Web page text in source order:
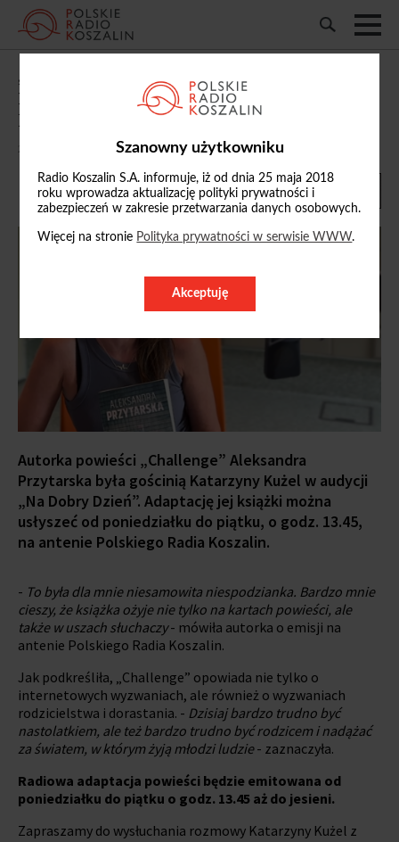
Szanowny użytkowniku
Radio Koszalin S.A. informuje, iż od dnia 25 maja 2018
roku wprowadza aktualizację polityki prywatności i
zabezpieczeń w zakresie przetwarzania danych osobowych.
Więcej na stronie Polityka prywatności w serwisie WWW.
Akceptuję
„Challenge” od dziś w Polskim Radiu
Koszalin. Autorka opowiedziała o
kulisach powstania książki
29/06/2026, 13:05
Autorka powieści „Challenge” Aleksandra
Przytarska była gościnią Katarzyny Kużel w audycji
„Na Dobry Dzień”. Adaptację jej książki można
usłyszeć od poniedziałku do piątku, o godz. 13.45,
na antenie Polskiego Radia Koszalin.
- To była dla mnie niesamowita niespodzianka. Bardzo mnie
cieszy, że książka ożyje nie tylko na kartach powieści, ale
także w uszach słuchaczy- mówiła autorka o emisji na
antenie Polskiego Radia Koszalin.
Jak podkreśliła, „Challenge” opowiada nie tylko o
internetowych wyzwaniach, ale również o wyzwaniach
rodzicielstwa i dorastania. - Dzisiaj bardzo trudno być
nastolatkiem, ale też bardzo trudno być rodzicem i nadążać
za światem, w którym żyją młodzi ludzie- zaznaczyła.
Radiowa adaptacja powieści będzie emitowana od
poniedziałku do piątku o godz. 13.45 aż do jesieni.
Zapraszamy do wysłuchania rozmowy Katarzyny Kużel z